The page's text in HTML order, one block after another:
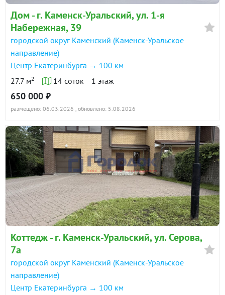
Дом - г. Каменск-Уральский, ул. 1-я
Набережная, 39
городской округ Каменский (Каменск-Уральское
направление)
Центр Екатеринбурга → 100 км
27.7 м2 14 соток 1 этаж
650 000 ₽
размещено: 06.03.2026 , обновлено: 5.08.2026
Коттедж - г. Каменск-Уральский, ул. Серова,
7а
городской округ Каменский (Каменск-Уральское
направление)
Центр Екатеринбурга → 100 км